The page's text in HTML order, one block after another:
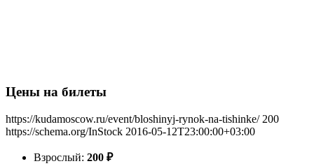
Цены на билеты
https://kudamoscow.ru/event/bloshinyj-rynok-na-tishinke/ 200
https://schema.org/InStock 2016-05-12T23:00:00+03:00
Взрослый: 200 ₽